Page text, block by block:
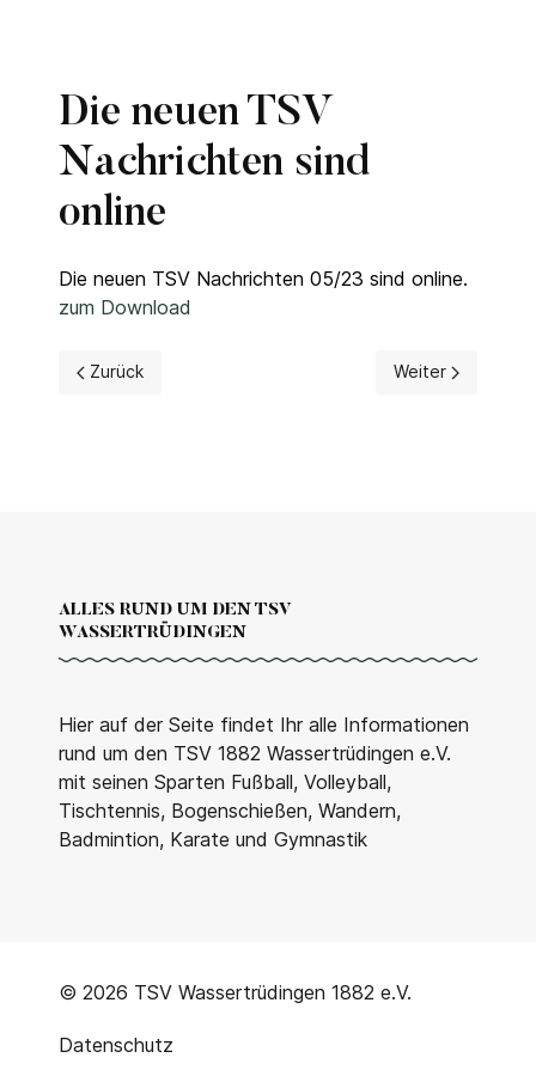
Die neuen TSV
Nachrichten sind
online
Die neuen TSV Nachrichten 05/23 sind online.
zum Download
Vorheriger Beitrag: Die neuen TSV Nachrichten sind
Zurück Nächster
Weiter
ALLES RUND UM DEN TSV
WASSERTRÜDINGEN
Hier auf der Seite findet Ihr alle Informationen
rund um den TSV 1882 Wassertrüdingen e.V.
mit seinen Sparten Fußball, Volleyball,
Tischtennis, Bogenschießen, Wandern,
Badmintion, Karate und Gymnastik
© 2026 TSV Wassertrüdingen 1882 e.V.
Datenschutz